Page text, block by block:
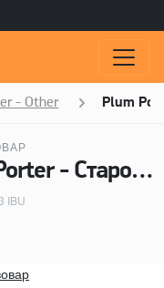
- Other Plum
Пиво Plum Porter - Староместный пивовар
IBU